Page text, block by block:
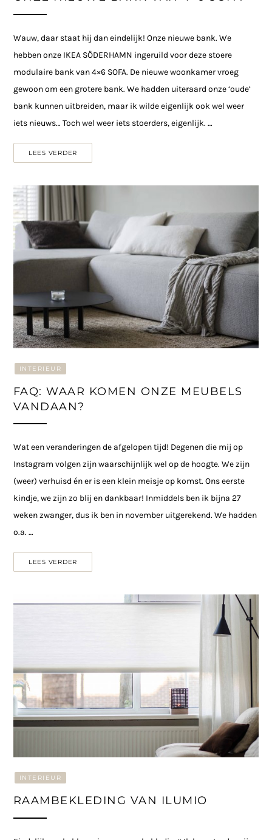
Wauw, daar staat hij dan eindelijk! Onze nieuwe bank. We
hebben onze IKEA SÖDERHAMN ingeruild voor deze stoere
modulaire bank van 4×6 SOFA. De nieuwe woonkamer vroeg
gewoon om een grotere bank. We hadden uiteraard onze ‘oude’
bank kunnen uitbreiden, maar ik wilde eigenlijk ook wel weer
iets nieuws… Toch wel weer iets stoerders, eigenlijk. …
LEES VERDER
INTERIEUR
FAQ: WAAR KOMEN ONZE MEUBELS
VANDAAN?
Wat een veranderingen de afgelopen tijd! Degenen die mij op
Instagram volgen zijn waarschijnlijk wel op de hoogte. We zijn
(weer) verhuisd én er is een klein meisje op komst. Ons eerste
kindje, we zijn zo blij en dankbaar! Inmiddels ben ik bijna 27
weken zwanger, dus ik ben in november uitgerekend. We hadden
o.a. …
LEES VERDER
INTERIEUR
RAAMBEKLEDING VAN ILUMIO